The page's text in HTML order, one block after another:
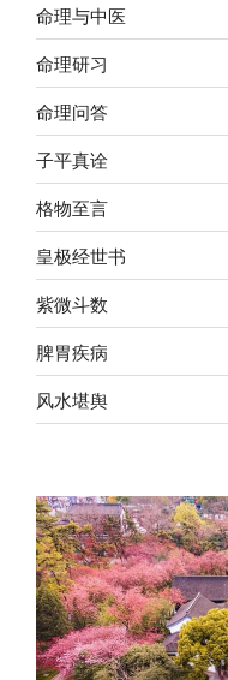
命理与中医
命理研习
命理问答
子平真诠
格物至言
皇极经世书
紫微斗数
脾胃疾病
风水堪舆